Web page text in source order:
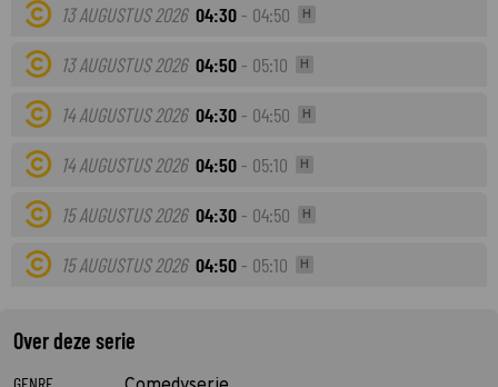
13 AUGUSTUS 2026 04:30 - 04:50 H
13 AUGUSTUS 2026 04:50 - 05:10 H
14 AUGUSTUS 2026 04:30 - 04:50 H
14 AUGUSTUS 2026 04:50 - 05:10 H
15 AUGUSTUS 2026 04:30 - 04:50 H
15 AUGUSTUS 2026 04:50 - 05:10 H
Over deze serie
GENRE